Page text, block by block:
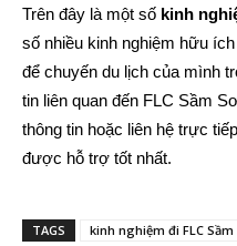
Trên đây là một số kinh
số nhiều kinh nghiệm hữu
để chuyến du lịch của mình
tin liên quan đến FLC Sầm
thông tin hoặc liên hệ trực
được hỗ trợ tốt nhất.
TAGS kinh nghiệm đi FLC Sầm